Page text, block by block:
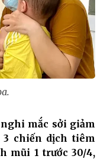
nghi mắc sởi giảm
chiến dịch tiêm
mũi 1 trước 30/4,